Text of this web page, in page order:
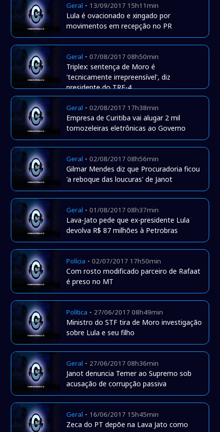
Geral - 13/09/2017 15h11min
Lula é ovacionado e xingado por
movimentos em recepção no PR
Geral -07/08/2017 08h50min
Triplex: sentença de Moro é
'tecnicamente irrepreensível', diz
presidente do TRF-4
Geral -02/08/2017 17h38min
Empresa de Curitiba vai alugar 2 mil
tornozeleiras eletrônicas ao Governo
Geral -02/08/2017 08h56min
Gilmar Mendes diz que Procuradoria ficou
'a reboque das loucuras' de Janot
Geral -01/08/2017 08h37min
Lava-Jato pede que ex-presidente Lula
devolva R$ 87 milhões à Petrobras
Polícia -02/07/2017 17h50min
Com rosto modificado parceiro de Rafaat
é preso no MT
Política - 27/06/2017 08h49min
Ministro do STF tira de Moro investigação
sobre Lula e seu filho
Geral - 27/06/2017 08h36min
Janot denuncia Temer ao Supremo sob
acusação de corrupção passiva
Geral - 16/06/2017 15h45min
Zeca do PT depõe na Lava Jato como